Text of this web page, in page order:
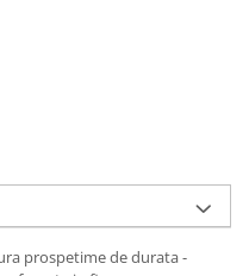
prospetime de durata -